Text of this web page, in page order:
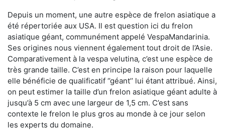
Depuis un moment, une autre espèce de frelon asiatique a
été répertoriée aux USA. Il est question ici du frelon
asiatique géant, communément appelé VespaMandarinia.
Ses origines nous viennent également tout droit de l’Asie.
Comparativement à la vespa velutina, c’est une espèce de
très grande taille. C’est en principe la raison pour laquelle
elle bénéficie de qualificatif ‘’géant’’ lui étant attribué. Ainsi,
on peut estimer la taille d’un frelon asiatique géant adulte à
jusqu’à 5 cm avec une largeur de 1,5 cm. C’est sans
contexte le frelon le plus gros au monde à ce jour selon
les experts du domaine.